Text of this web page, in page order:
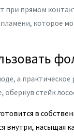
при прямом
которое
а
стейк
в
внутри, насыщая